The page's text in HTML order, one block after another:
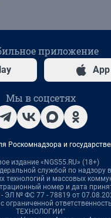
приложение
Мы в соцсетях
Роскомнадзора и
издание «NGS55.RU» (18+)
службой по надзору
технологий и массовых
номер и дата
- ЭЛ № ФС 77 - 78819 от
ограниченной
ТЕХНОЛОГИИ"